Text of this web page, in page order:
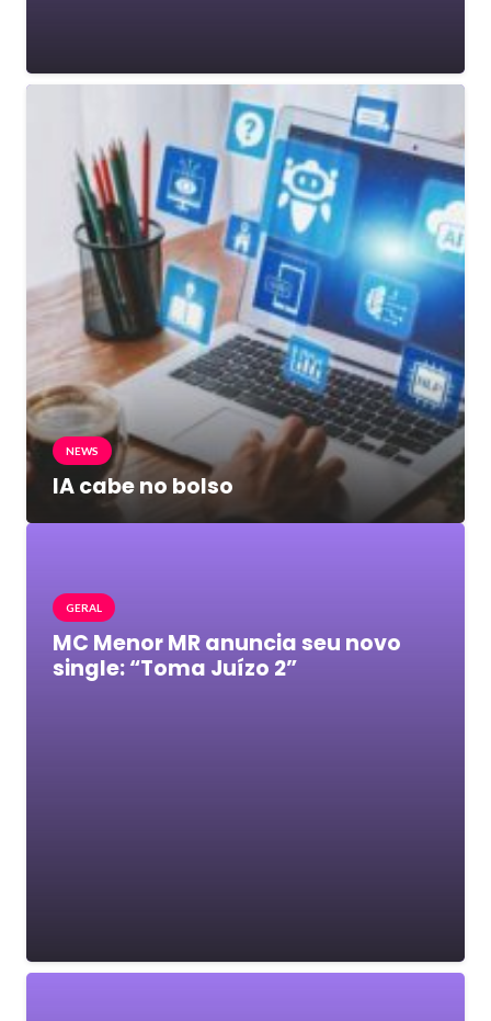
NEWS
IA cabe no bolso
GERAL
MC Menor MR anuncia seu novo
single: “Toma Juízo 2”